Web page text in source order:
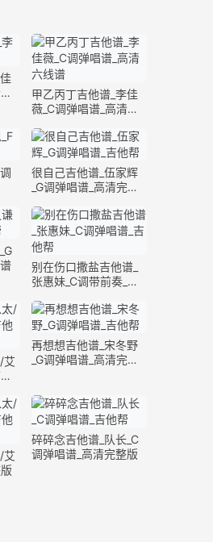
甲乙丙丁吉他谱_李佳
薇_C调弹唱谱_高清六
很自己吉他谱_伍家辉
_G调弹唱谱_高清完整
别在伤口撒盐吉他谱_
张惠妹_C调带前奏_完
艾
再想想吉他谱_宋冬野
_G调弹唱谱_高清完整
艾
碎碎念吉他谱_队长_C
调弹唱谱_高清完整版